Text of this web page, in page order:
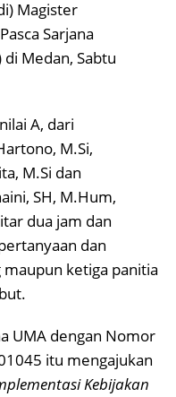
Magister
Sarjana
Medan, Sabtu
A, dari
M.Si,
M.Si dan
SH, M.Hum,
dua jam dan
dan
ketiga panitia
UMA dengan Nomor
itu mengajukan
Kebijakan